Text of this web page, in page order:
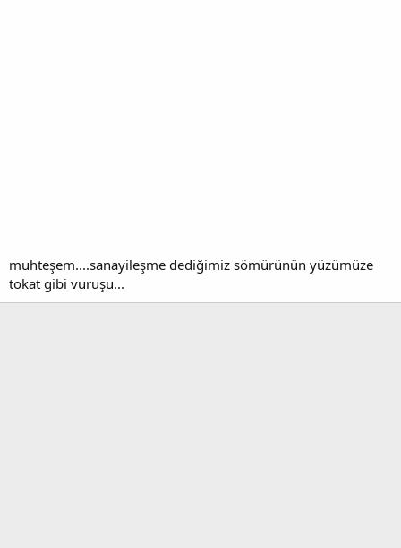
muhteşem....sanayileşme dediğimiz sömürünün yüzümüze
tokat gibi vuruşu...